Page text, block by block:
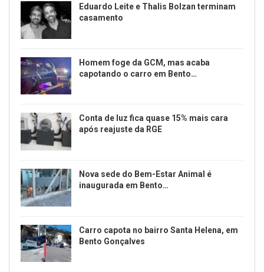
Eduardo Leite e Thalis Bolzan terminam
casamento
Homem foge da GCM, mas acaba
capotando o carro em Bento…
Conta de luz fica quase 15% mais cara
após reajuste da RGE
Nova sede do Bem-Estar Animal é
inaugurada em Bento…
Carro capota no bairro Santa Helena, em
Bento Gonçalves